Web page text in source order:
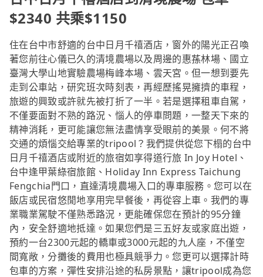
$2340 共乘$1150
住在台中市舒適的台中日月千禧酒店，窗外的陽光正召喚
著您前往心儀已久的清境農場以及周邊的惠蓀林場、國立
臺灣大學山地實驗農場梅峰本場、雲天宮。但一想到要先
走到公車站，研究班次時刻表，再經歷搖晃擁擠的車程，
旅遊的興致或許就先被打折了一半。若是選擇租車自駕，
不僅要面對不熟的路況、惱人的停車問題，一整天下來的
精神消耗，更可能讓您無法盡情享受眼前的美景。何不將
交通的煩惱交給專業的tripool？我們提供從您下榻的台中
日月千禧酒店或附近的旅宿如享得道行旅 In Joy Hotel、
台中逢甲葉綠宿旅館、Holiday Inn Express Taichung
Fengchia門口，直達清境農場入口的專車服務。您可以在
飯店或民宿悠閒地享用完早餐後，再從容上車。我們的專
業職業駕駛不僅熟悉路況，更能確保您在預計的95分鐘
內，安全舒適地抵達。如果您們是三五好友或家庭出遊，
預約一台2300元起的轎車或3000元起的九人座，不僅空
間寬敞，分攤後的費用也極具競爭力。您更可以選擇計時
包車的方案，彈性安排沿途的私房景點，讓tripool成為您